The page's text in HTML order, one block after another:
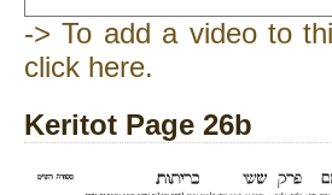
-> To add a video to
click here.
Keritot Page 26b